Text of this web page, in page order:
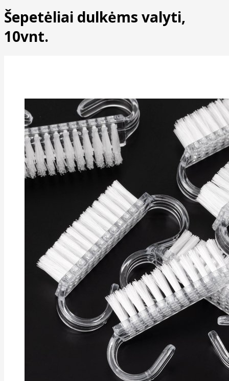
Šepetėliai dulkėms valyti,
10vnt.